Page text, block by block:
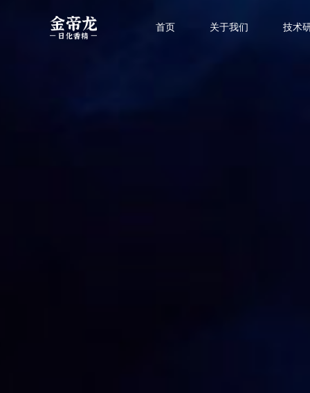
首页 关于我们 技术